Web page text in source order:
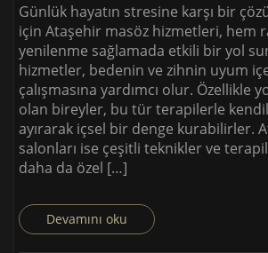
Günlük hayatın stresine karşı bir
için Ataşehir masöz hizmetleri, hem
yenilenme sağlamada etkili bir yol
hizmetler, bedenin ve zihnin uyum
çalışmasına yardımcı olur. Özellikle
olan bireyler, bu tür terapilerle
ayırarak içsel bir denge kurabilirler.
salonları ise çeşitli teknikler ve
daha da özel […]
Devamını oku